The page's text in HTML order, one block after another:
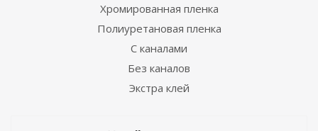
Хромированная пленка
Полиуретановая пленка
С каналами
Без каналов
Экстра клей